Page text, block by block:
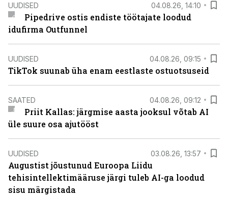
UUDISED 04.08.26, 14:10
Pipedrive ostis endiste töötajate loodud
idufirma Outfunnel
UUDISED 04.08.26, 09:15
TikTok suunab üha enam eestlaste ostuotsuseid
SAATED 04.08.26, 09:12
Priit Kallas: järgmise aasta jooksul võtab AI
üle suure osa ajutööst
UUDISED 03.08.26, 13:57
Augustist jõustunud Euroopa Liidu
tehisintellektimääruse järgi tuleb AI-ga loodud
sisu märgistada